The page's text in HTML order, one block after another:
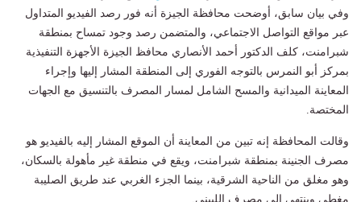
وفي بيان سابق، أوضحت محافظة الجيزة أنه فور رصد الفيديو المتداول
عبر مواقع التواصل الاجتماعي، والمتضمن رصد وجود تمساح بمنطقة
شبرامنت، كلف الدكتور أحمد الأنصاري محافظ الجيزة الأجهزة التنفيذية
بمركز أبو النمرس بالتوجه الفوري إلى المنطقة المشار إليها وإجراء
المعاينة الميدانية والمسح الشامل لمسار المصرف بالتنسيق مع الجهات
المختصة.
وقالت المحافظة إنه تبين من المعاينة أن الموقع المشار إليه بالفيديو هو
مصرف الجنينة بمنطقة شبرامنت، ويقع في منطقة غير مأهولة بالسكان،
وهو مغلق من الناحية الشرقية، بينما الجزء الغربي عند طريق الصليبة
مغطى وينتهي إلى مصرف اللبيني.